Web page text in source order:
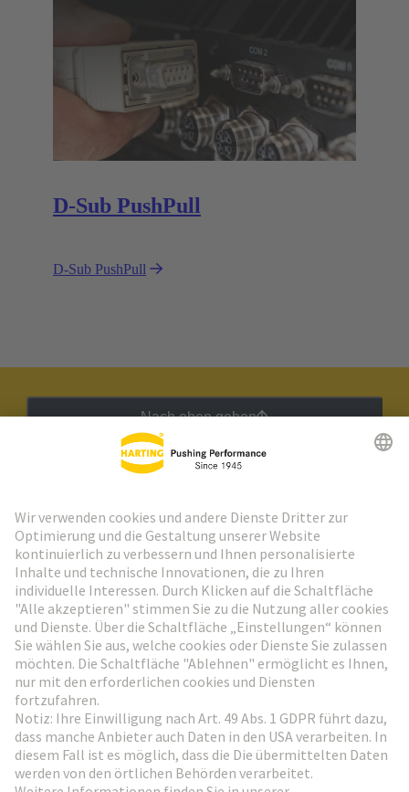
D-Sub PushPull
D-Sub PushPull
Nach oben gehen
Weiter zur Anmeldung
Social Media